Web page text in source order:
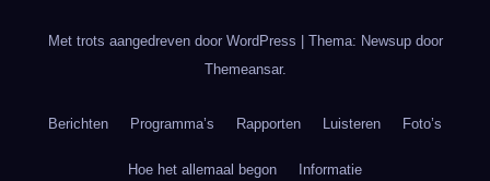
Met trots aangedreven door WordPress
Thema: Newsup door
Themeansar.
Berichten Programma’s Rapporten Luisteren Foto’s
Hoe het allemaal begon Informatie